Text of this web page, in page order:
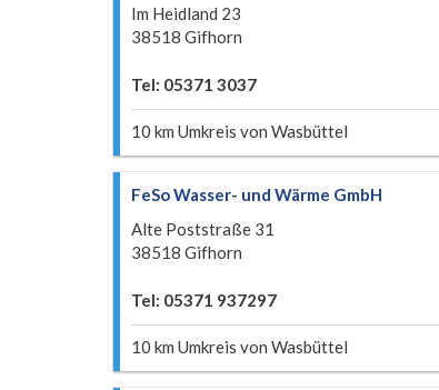
Im Heidland 23
38518 Gifhorn
Tel: 05371 3037
10 km Umkreis von Wasbüttel
FeSo Wasser- und Wärme GmbH
Alte Poststraße 31
38518 Gifhorn
Tel: 05371 937297
10 km Umkreis von Wasbüttel